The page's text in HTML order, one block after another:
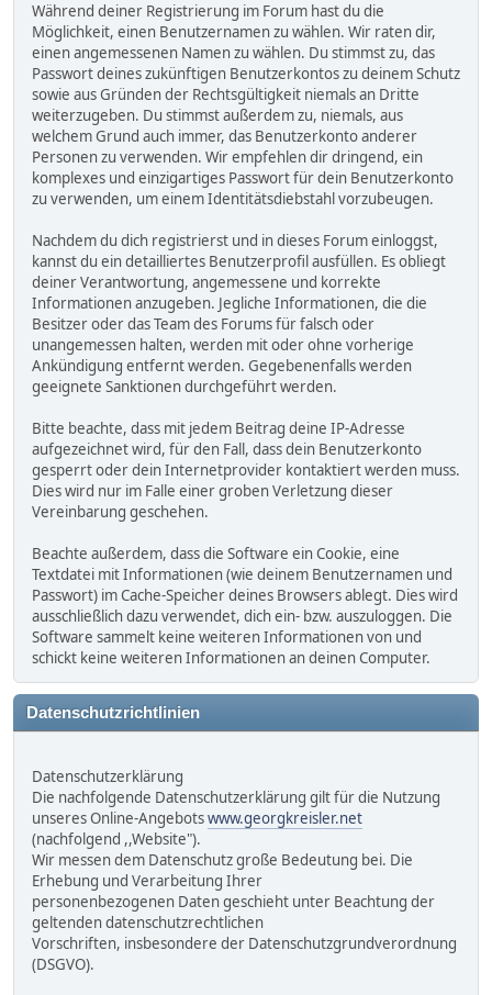
Während deiner Registrierung im Forum hast du die
Möglichkeit, einen Benutzernamen zu wählen. Wir raten dir,
einen angemessenen Namen zu wählen. Du stimmst zu, das
Passwort deines zukünftigen Benutzerkontos zu deinem Schutz
sowie aus Gründen der Rechtsgültigkeit niemals an Dritte
weiterzugeben. Du stimmst außerdem zu, niemals, aus
welchem Grund auch immer, das Benutzerkonto anderer
Personen zu verwenden. Wir empfehlen dir dringend, ein
komplexes und einzigartiges Passwort für dein Benutzerkonto
zu verwenden, um einem Identitätsdiebstahl vorzubeugen.
Nachdem du dich registrierst und in dieses Forum einloggst,
kannst du ein detailliertes Benutzerprofil ausfüllen. Es obliegt
deiner Verantwortung, angemessene und korrekte
Informationen anzugeben. Jegliche Informationen, die die
Besitzer oder das Team des Forums für falsch oder
unangemessen halten, werden mit oder ohne vorherige
Ankündigung entfernt werden. Gegebenenfalls werden
geeignete Sanktionen durchgeführt werden.
Bitte beachte, dass mit jedem Beitrag deine IP-Adresse
aufgezeichnet wird, für den Fall, dass dein Benutzerkonto
gesperrt oder dein Internetprovider kontaktiert werden muss.
Dies wird nur im Falle einer groben Verletzung dieser
Vereinbarung geschehen.
Beachte außerdem, dass die Software ein Cookie, eine
Textdatei mit Informationen (wie deinem Benutzernamen und
Passwort) im Cache-Speicher deines Browsers ablegt. Dies wird
ausschließlich dazu verwendet, dich ein- bzw. auszuloggen. Die
Software sammelt keine weiteren Informationen von und
schickt keine weiteren Informationen an deinen Computer.
Datenschutzrichtlinien
Datenschutzerklärung
Die nachfolgende Datenschutzerklärung gilt für die Nutzung
unseres Online-Angebotswww.georgkreisler.net
(nachfolgend ,,Website").
Wir messen dem Datenschutz große Bedeutung bei. Die
Erhebung und Verarbeitung Ihrer
personenbezogenen Daten geschieht unter Beachtung der
geltenden datenschutzrechtlichen
Vorschriften, insbesondere der Datenschutzgrundverordnung
(DSGVO).